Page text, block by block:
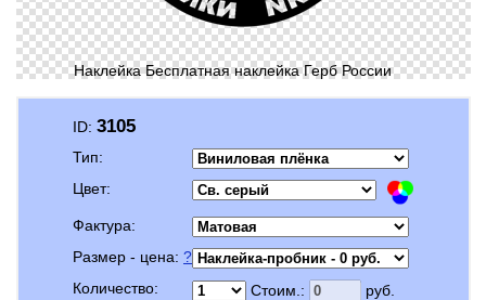
Наклейка Бесплатная наклейка Герб России
ID: 3105
Тип:
Цвет:
Фактура:
Размер - цена: ?
Количество:
Стоим.: руб.